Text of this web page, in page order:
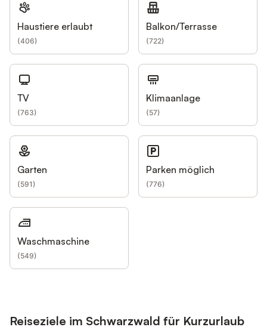
Haustiere erlaubt
(406)
Balkon/Terrasse
(722)
TV
(763)
Klimaanlage
(57)
Garten
(591)
Parken möglich
(776)
Waschmaschine
(549)
Reiseziele im Schwarzwald für Kurzurlaub